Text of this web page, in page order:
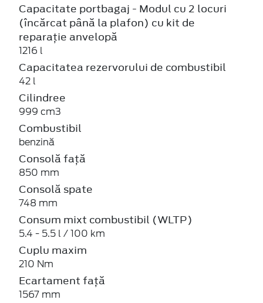
Capacitate portbagaj - Modul cu 2 locuri
(încărcat până la plafon) cu kit de
reparație anvelopă
1216 l
Capacitatea rezervorului de combustibil
42 l
Cilindree
999 cm3
Combustibil
benzină
Consolă față
850 mm
Consolă spate
748 mm
Consum mixt combustibil (WLTP)
5.4 - 5.5 l / 100 km
Cuplu maxim
210 Nm
Ecartament față
1567 mm